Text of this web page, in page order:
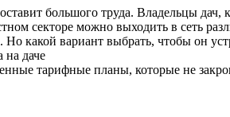
большого труда. Владельцы
секторе можно выходить в сеть
какой вариант выбрать, чтобы он
на даче
тарифные планы, которые не